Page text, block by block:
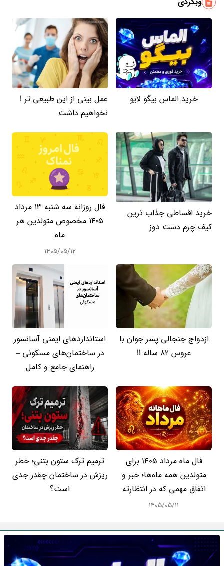
خرید الماس بیگو لایو
عمل بینی از این طبیعی تر !
نخواهیم داشت
خرید اقساطی جذاب ترین
کیف چرم دست دوز
فال روزانه سه شنبه ۱۳ مرداد
۱۴۰۵ مخصوص متولدین هر
ماه
۱۴۰۵/۰۵/۱۲
ازدواج جنجالی پسر جوان با
عروس 82 ساله !!
استانداردهای ایمنی آسانسور
در ساختمان‌های مسکونی –
راهنمای جامع و کامل
فال ماه مرداد 1405 برای
متولدین همه ماه‌ها؛ خبر و
اتفاق مهمی که در انتظارته
۱۴۰۵/۰۵/۱۱
ترمیم ترک ستون بتنی؛ خطر
ریزش در ساختمان چقدر جدی
است؟